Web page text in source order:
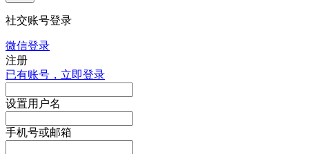
社交账号登录
微信登录
注册
已有账号，立即登录
设置用户名
手机号或邮箱